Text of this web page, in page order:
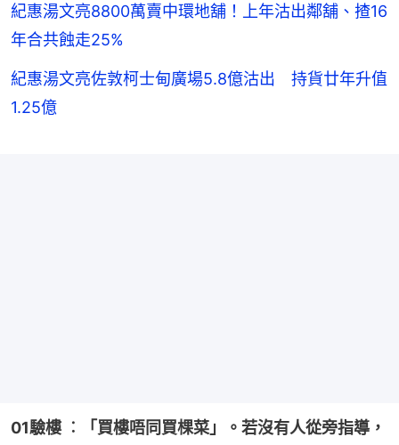
紀惠湯文亮8800萬賣中環地舖！上年沽出鄰舖、揸16
年合共蝕走25%
紀惠湯文亮佐敦柯士甸廣場5.8億沽出 持貨廿年升值
1.25億
01驗樓 ︰「買樓唔同買棵菜」。若沒有人從旁指導，